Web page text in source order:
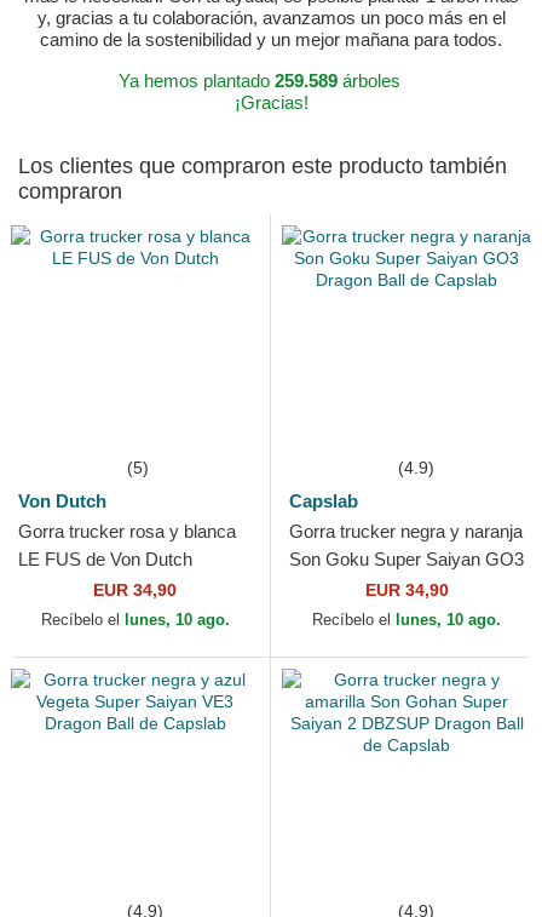
y, gracias a tu colaboración, avanzamos un poco más en el
camino de la sostenibilidad y un mejor mañana para todos.
Ya hemos plantado 259.589 árboles
¡Gracias!
Los clientes que compraron este producto también
compraron
(5)
Von Dutch
Gorra trucker rosa y blanca
LE FUS de Von Dutch
EUR 34,90
Recíbelo el lunes, 10 ago.
(4.9)
Capslab
Gorra trucker negra y naranja
Son Goku Super Saiyan GO3
Dragon Ball de Capslab
EUR 34,90
Recíbelo el lunes, 10 ago.
(4.9) (4.9)